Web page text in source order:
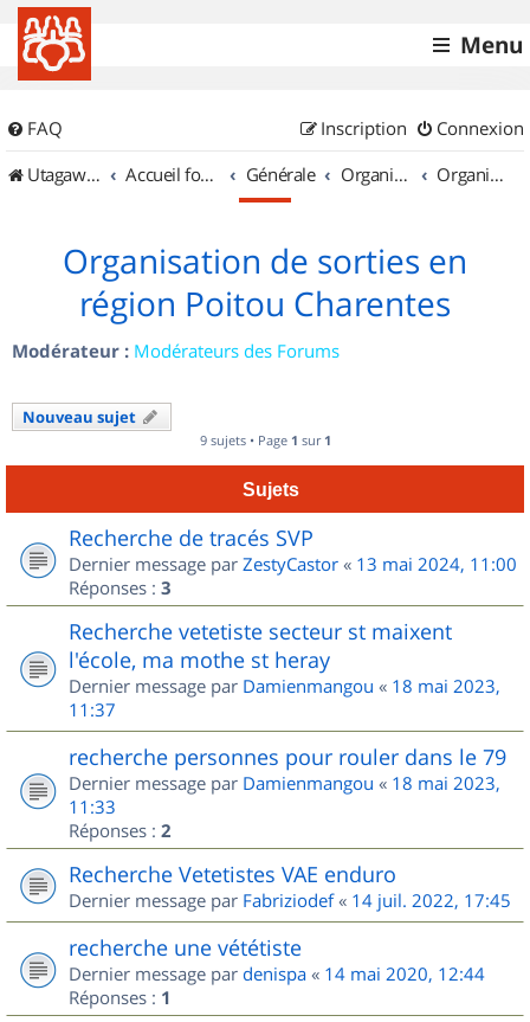
Menu
FAQ Connexion
Inscription
UtagawaVTT (Randos VTT et VTTAE avec traces GPS)
Accueil forum Générale Organisation de sorties & Recherche de partenaires Organisation de sorties en région Poitou Charentes
Organisation de sorties en
région Poitou Charentes
Modérateur : Modérateurs des Forums
Nouveau sujet
9 sujets • Page 1 sur 1
Sujets
Recherche de tracés SVP
Dernier message par ZestyCastor « 13 mai 2024, 11:00
Réponses : 3
Recherche vetetiste secteur st maixent
l'école, ma mothe st heray
Dernier message par Damienmangou « 18 mai 2023,
11:37
recherche personnes pour rouler dans le 79
Dernier message par Damienmangou « 18 mai 2023,
11:33
Réponses : 2
Recherche Vetetistes VAE enduro
Dernier message par Fabriziodef« 14 juil. 2022, 17:45
recherche une vététiste
Dernier message par denispa « 14 mai 2020, 12:44
Réponses : 1